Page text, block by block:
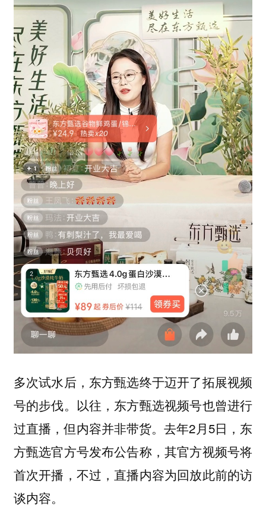
多次试水后，东方甄选终于迈开了拓展视频
号的步伐。以往，东方甄选视频号也曾进行
过直播，但内容并非带货。去年2月5日，东
方甄选官方号发布公告称，其官方视频号将
首次开播，不过，直播内容为回放此前的访
谈内容。